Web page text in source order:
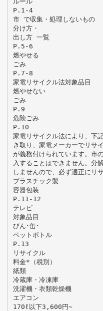
P.1-4
市 で収集・処理しないもの
分け方・
出し方 一覧
P.5-6
燃やせる
ごみ
P.7-8
家電リサイクル法対象品目
燃やせない
ごみ
P.9
危険ごみ
P.10
家電リサイクル法により、下
き取り、家電メーカーでリサ
が義務付けられています。市
入することはできません。分
しませんので、必ず適正にリ
プラスチック製
容器包装
P.11-12
テレビ
対象品目
びん･缶･
ペットボトル
P.13
リサイクル
料金*（税別）
紙類
冷蔵庫・冷凍庫
洗濯機・衣類乾燥機
エアコン
170ℓ以下3,600円∼